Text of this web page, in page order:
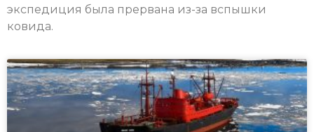
экспедиция была прервана из-за вспышки
ковида.